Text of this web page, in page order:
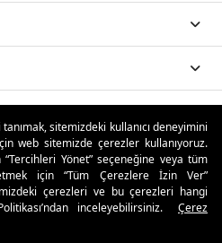
sitemizdeki kullanıcı deneyimini
web sitemizde çerezler kullanıyoruz.
“Tercihleri Yönet” seçeneğine veya tüm
için “Tüm Çerezlere İzin Ver”
çerezleri ve bu çerezleri hangi
inceleyebilirsiniz.
Çerez